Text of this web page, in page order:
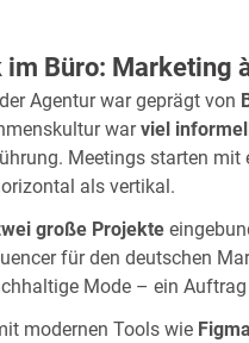
Büro: Marketing
Agentur war geprägt von
warviel
Meetings starten mit
als vertikal.
große Projekte
für den deutschen
Mode – ein
modernen Tools wie Figma